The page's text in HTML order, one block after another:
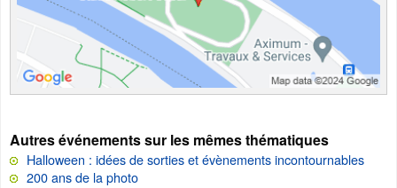
Autres événements sur les mêmes thématiques
Halloween : idées de sorties et évènements incontournables
200 ans de la photo